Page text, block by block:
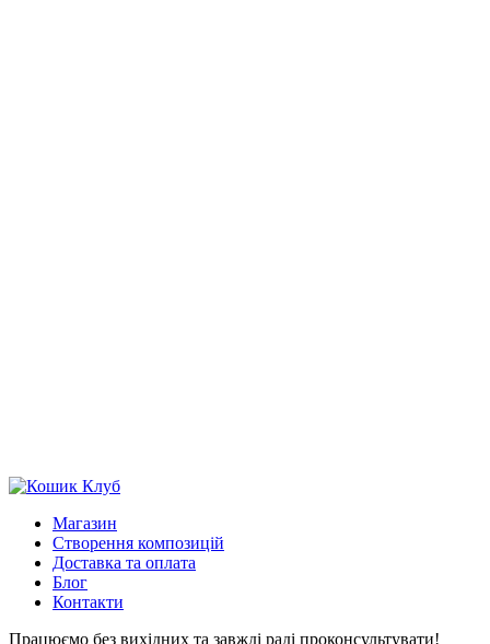
Магазин
Створення композицій
Доставка та оплата
Блог
Контакти
Працюємо без вихідних та завжді раді проконсультувати!